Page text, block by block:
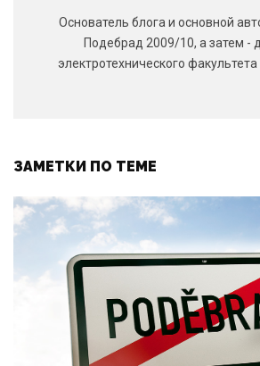
Основатель блога и основной
Подебрад 2009/10, а затем -
электротехнического
ЗАМЕТКИ ПО ТЕМЕ